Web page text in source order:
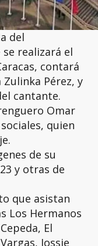
del
se realizará el
contará
Pérez, y
cantante.
Omar
quien
de su
y otras de
que asistan
Los Hermanos
El
Jossie